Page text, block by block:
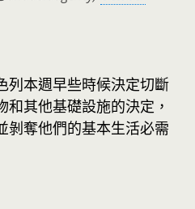
列本週早些時候決定切斷
其他基礎設施的決定，
剝奪他們的基本生活必需